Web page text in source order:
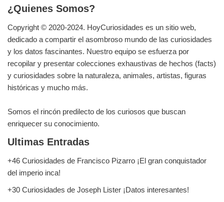
¿Quienes Somos?
Copyright © 2020-2024. HoyCuriosidades es un sitio web,
dedicado a compartir el asombroso mundo de las curiosidades
y los datos fascinantes. Nuestro equipo se esfuerza por
recopilar y presentar colecciones exhaustivas de hechos (facts)
y curiosidades sobre la naturaleza, animales, artistas, figuras
históricas y mucho más.
Somos el rincón predilecto de los curiosos que buscan
enriquecer su conocimiento.
Ultimas Entradas
+46 Curiosidades de Francisco Pizarro ¡El gran conquistador
del imperio inca!
+30 Curiosidades de Joseph Lister ¡Datos interesantes!